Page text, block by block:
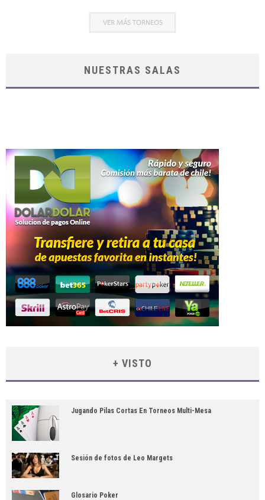
NUESTRAS SALAS
+ VISTO
Jugando Pilas Cortas En Torneos Multi-Mesa
Sesión de fotos de Leo Margets
Glosario Poker